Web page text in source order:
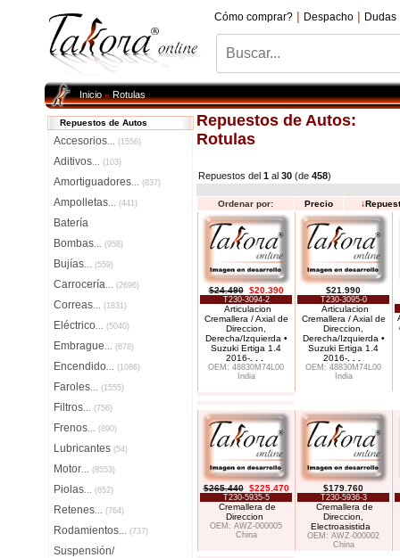
Cómo comprar? | Despacho | Dudas
Inicio»Rotulas
Repuestos de Autos
Accesorios... (1556)
Aditivos... (103)
Amortiguadores... (837)
Ampolletas... (441)
Batería
Bombas... (958)
Bujías... (559)
Carrocería... (2696)
Correas... (1831)
Eléctrico... (5040)
Embrague... (678)
Encendido... (1086)
Faroles... (1555)
Filtros... (756)
Frenos... (890)
Lubricantes (54)
Motor... (8553)
Piolas... (652)
Retenes... (764)
Rodamientos... (737)
Suspensión/
Repuestos de Autos:
Rotulas
Repuestos del 1 al 30 (de 458)
Ordenar por: Precio ↓
$24.490 $20.390
T230-3094-2
Articulacion
Cremallera / Axial de
Direccion,
Derecha/Izquierda •
Suzuki Ertiga 1.4
2016-
OEM: 48830M74L00
India
$21.990
T230-3095-0
Articulacion
Cremallera / Axial de
Direccion,
Derecha/Izquierda •
Suzuki Ertiga 1.4
2016-
OEM: 48830M74L00
India
$265.440 $225.470
T230-5935-5
Cremallera de
Direccion
OEM: AWZ-000005
China
$179.760
T230-5936-3
Cremallera de
Direccion,
Electroasistida
OEM: AWZ-000002
China